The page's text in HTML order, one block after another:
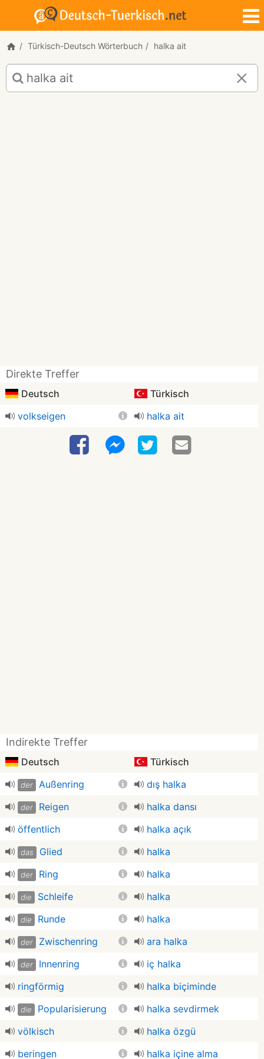
Türkisch-Deutsch Wörterbuch halka ait
Türkisch-
Deutsch
Übersetzung
Direkte Treffer
Deutsch
Türkisch
volkseigen
halka ait
Indirekte Treffer
Deutsch Türkisch
der Außenring dış halka
der Reigen
halka dansı
öffentlich
halka açık
das Glied halka
der Ring halka
die Schleife halka
die Runde halka
der Zwischenring ara halka
der Innenring
iç halka
ringförmig
halka biçiminde
die Popularisierung
halka sevdirmek
völkisch
halka özgü
beringen
halka içine alma